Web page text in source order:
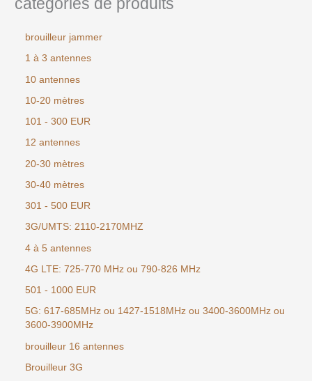
brouilleur jammer
1 à 3 antennes
10 antennes
10-20 mètres
101 - 300 EUR
12 antennes
20-30 mètres
30-40 mètres
301 - 500 EUR
3G/UMTS: 2110-2170MHZ
4 à 5 antennes
4G LTE: 725-770 MHz ou 790-826 MHz
501 - 1000 EUR
5G: 617-685MHz ou 1427-1518MHz ou 3400-3600MHz ou
3600-3900MHz
brouilleur 16 antennes
Brouilleur 3G